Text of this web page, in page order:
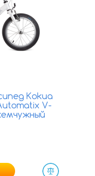
Kokua
V-